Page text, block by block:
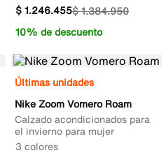
$1.384.950
$1.246.455
10% de descuento
Últimas unidades
Nike Zoom Vomero Roam
Calzado acondicionados para
el invierno para mujer
3 colores